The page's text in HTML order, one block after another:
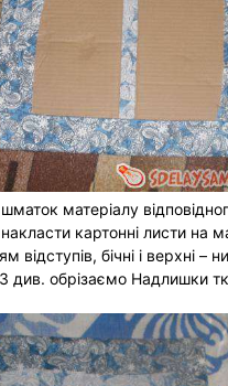
матеріалу
картонні листи на
відступів, бічні і верхні –
див. обрізаємо Надлишки